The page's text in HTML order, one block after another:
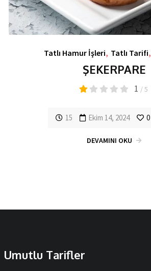
Tatlı Hamur İşleri, Tatlı Tarifi,
ŞEKERPARE
1 / 5
15 Ekim 14, 2024 0
DEVAMINI OKU
Umutlu Tarifler